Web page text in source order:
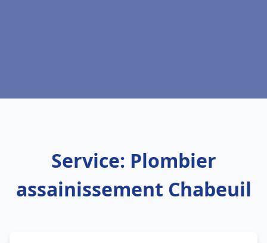
Service: Plombier
assainissement Chabeuil